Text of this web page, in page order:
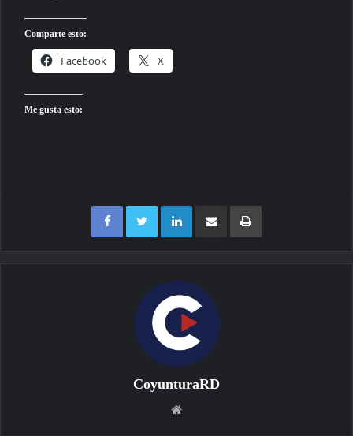
Comparte esto:
Facebook X
Me gusta esto:
FacebookTwitterLinkedInCompartir por correo electrónicoImprimir
CoyunturaRD
Sitio